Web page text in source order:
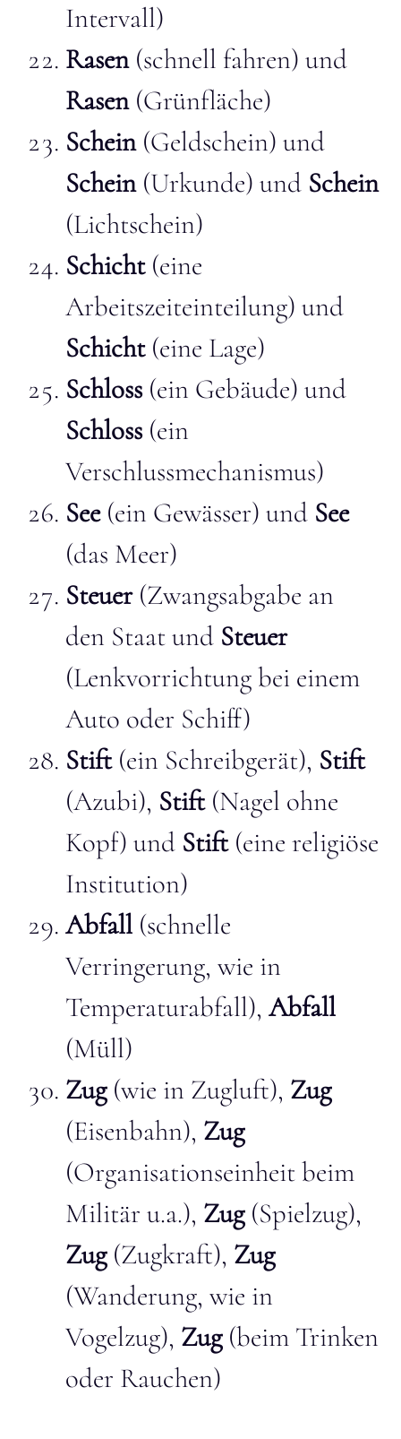
Intervall)
Rasen(schnell fahren) und
Rasen(Grünfläche)
Schein (Geldschein) und
Schein (Urkunde) und Schein
(Lichtschein)
Schicht(eine
Arbeitszeiteinteilung) und
Schicht(eine Lage)
Schloss(ein Gebäude) und
Schloss(ein
Verschlussmechanismus)
See(ein Gewässer) und See
(das Meer)
Steuer (Zwangsabgabe an
den Staat und Steuer
(Lenkvorrichtung bei einem
Auto oder Schiff)
Stift(ein Schreibgerät), Stift
(Azubi), Stift (Nagel ohne
Kopf) und Stift(eine religiöse
Institution)
Abfall (schnelle
Verringerung, wie in
Temperaturabfall), Abfall
(Müll)
Zug (wie in Zugluft), Zug
(Eisenbahn), Zug
(Organisationseinheit beim
Militär u.a.), Zug (Spielzug),
Zug (Zugkraft), Zug
(Wanderung, wie in
Vogelzug), Zug (beim Trinken
oder Rauchen)